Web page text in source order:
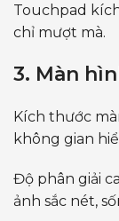
Touchpad
chỉ mượt mà.
3. Màn
Kích thước
không gian
Độ phân giải
ảnh sắc nét,